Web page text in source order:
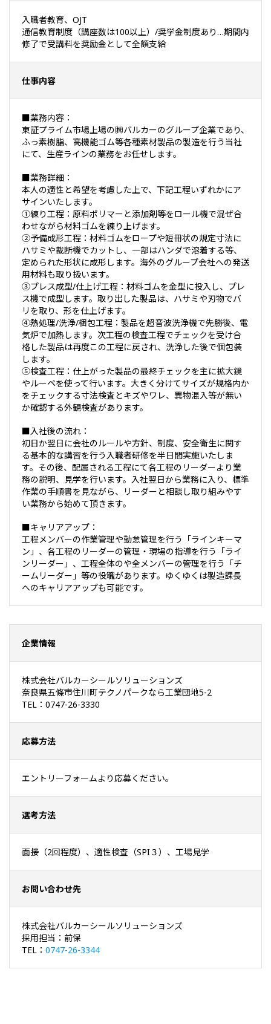
入職者教育、OJT
通信教育制度（講座数は100以上）/奨学金制度あり…期間内
修了で受講料を奨励金として全額支給
仕事内容
■業務内容：
東証プライム市場上場の㈱バルカーのグループ企業であり、
ふっ素樹脂、高機能ゴム等各種素材製品の製造を行う当社
にて、生産ラインの業務をお任せします。
■業務詳細：
本人の適性と希望を考慮した上で、下記工程いずれかにア
サインいたします。
①練り工程：原料ポリマーと添加剤等をロール機で混ぜ合
わせながら材料ゴムを練り上げます。
②予備成形工程：材料ゴムをロープや短冊状の規定寸法に
ハサミや裁断機でカットし、一部はハンダで溶着する等、
定められた形状に成形します。海外のグループ会社への発送
用材料も取り扱います。
③プレス成型/仕上げ工程：材料ゴムを金型に投入し、プレ
ス機で成型します。取り出した製品は、ハサミや刃物でバ
リを取り、形を仕上げます。
④熱処理/洗浄/梱包工程：製品を超音波洗浄機で先勝後、電
気炉で加熱します。次工程の検査工程でチェックを受け合
格した製品は再度この工程に戻され、洗浄した後で個包装
します。
⑤検査工程：仕上がった製品の最終チェックを主に拡大鏡
やルーペを使って行います。大きく分けてサイズが規格内か
をチェックする寸法検査とキズやワレ、異物混入等が無い
か確認する外観検査があります。
■入社後の流れ：
初日か翌日に会社のルールや方針、制度、安全衛生に関す
る基本的な講習を行う入職者研修を半日間実施いたしま
す。その後、配属される工程にて各工程のリーダーより業
務の説明、見学を行います。入社翌日から業務に入り、標準
作業の手順書を見ながら、リーダーと相談し取り組みやす
い業務から始めて頂きます。
■キャリアアップ：
工程メンバーの作業管理や勤怠管理を行う「ラインキーマ
ン」、各工程のリーダーの管理・現場の指導を行う「ライ
ンリーダー」、工程全体のや全メンバーの管理を行う「チ
ームリーダー」等の役職があります。ゆくゆくは製造課長
へのキャリアアップも可能です。
企業情報
株式会社バルカーシールソリューションズ
奈良県五條市住川町テクノパークなら工業団地5-2
TEL：0747-26-3330
応募方法
エントリーフォームより応募ください。
選考方法
面接（2回程度）、適性検査（SPI３）、工場見学
お問い合わせ先
株式会社バルカーシールソリューションズ
採用担当：前保
TEL： 0747-26-3344